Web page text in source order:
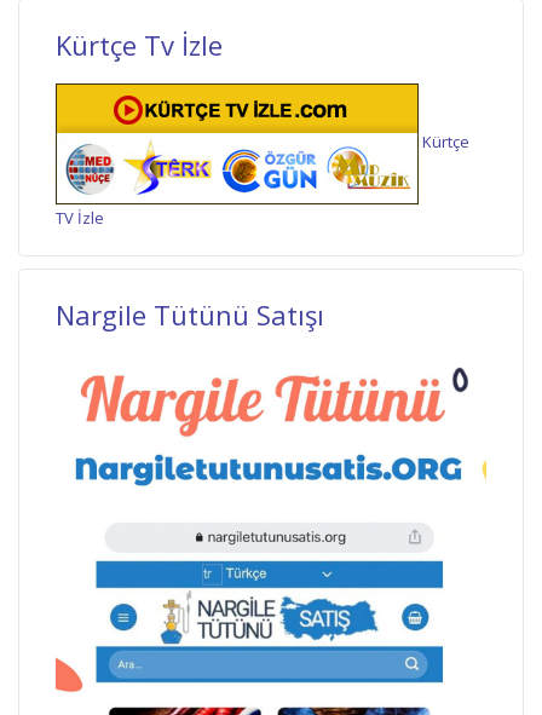
Kürtçe Tv İzle
Kürtçe
TV İzle
Nargile Tütünü Satışı